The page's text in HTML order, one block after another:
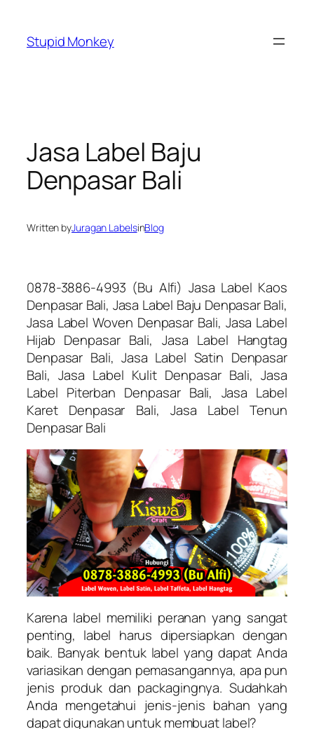
content
Stupid Monkey
Jasa Label Baju
Denpasar Bali
Written byJuragan LabelsinBlog
0878-3886-4993 (Bu Alfi) Jasa Label Kaos
Denpasar Bali, Jasa Label Baju Denpasar Bali,
Jasa Label Woven Denpasar Bali, Jasa Label
Hijab Denpasar Bali, Jasa Label Hangtag
Denpasar Bali, Jasa Label Satin Denpasar
Bali, Jasa Label Kulit Denpasar Bali, Jasa
Label Piterban Denpasar Bali, Jasa Label
Karet Denpasar Bali, Jasa Label Tenun
Denpasar Bali
Karena label memiliki peranan yang sangat
penting, label harus dipersiapkan dengan
baik. Banyak bentuk label yang dapat Anda
variasikan dengan pemasangannya, apa pun
jenis produk dan packagingnya. Sudahkah
Anda mengetahui jenis-jenis bahan yang
dapat digunakan untuk membuat label?